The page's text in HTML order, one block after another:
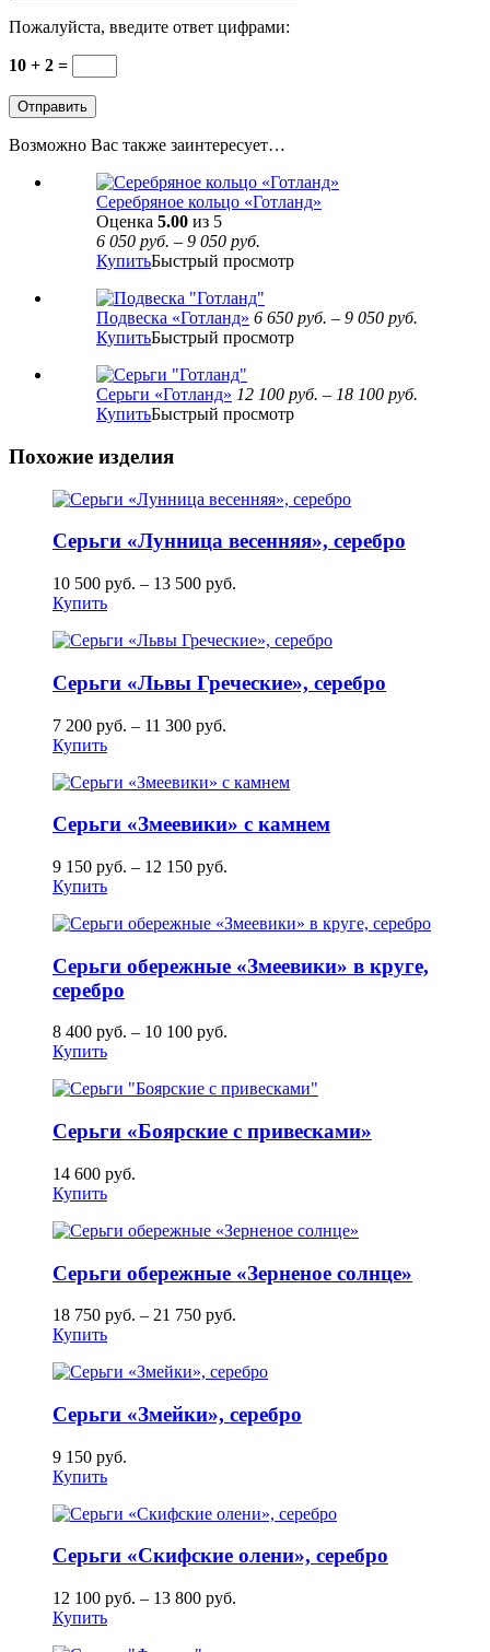
Пожалуйста, введите ответ цифрами:
10 + 2 =
Возможно Вас также заинтересует…
Серебряное кольцо «Готланд»
Оценка 5.00 из 5
6 050 руб. – 9 050 руб.
КупитьБыстрый просмотр
Подвеска «Готланд» 6 650 руб. – 9 050 руб.
КупитьБыстрый просмотр
Серьги «Готланд» 12 100 руб. – 18 100 руб.
КупитьБыстрый просмотр
Похожие изделия
Серьги «Лунница весенняя», серебро
10 500 руб. – 13 500 руб.
Купить
Серьги «Львы Греческие», серебро
7 200 руб. – 11 300 руб.
Купить
Серьги «Змеевики» с камнем
9 150 руб. – 12 150 руб.
Купить
Серьги обережные «Змеевики» в круге,
серебро
8 400 руб. – 10 100 руб.
Купить
Серьги «Боярские с привесками»
14 600 руб.
Купить
Серьги обережные «Зерненое солнце»
18 750 руб. – 21 750 руб.
Купить
Серьги «Змейки», серебро
9 150 руб.
Купить
Серьги «Скифские олени», серебро
12 100 руб. – 13 800 руб.
Купить